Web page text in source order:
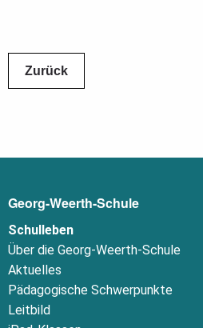
Zurück
Georg-Weerth-Schule
Schulleben
Über die Georg-Weerth-Schule
Aktuelles
Pädagogische Schwerpunkte
Leitbild